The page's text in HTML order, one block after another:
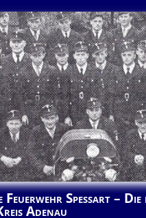
Feuerwehr Spessart –
Adenau